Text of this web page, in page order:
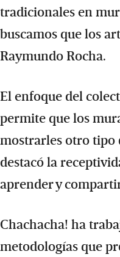
tradicionales en
buscamos que los
Raymundo Rocha.
El enfoque del
permite que los
mostrarles otro tipo
destacó la
aprender y
Chachacha! ha
metodologías que